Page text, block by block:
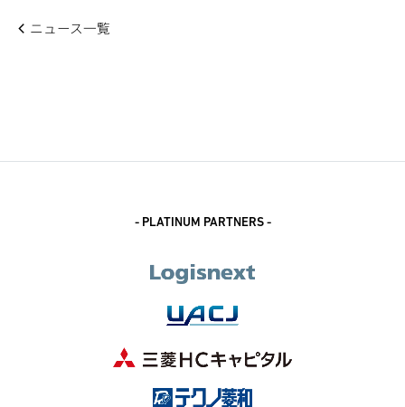
ニュース一覧
- PLATINUM PARTNERS -